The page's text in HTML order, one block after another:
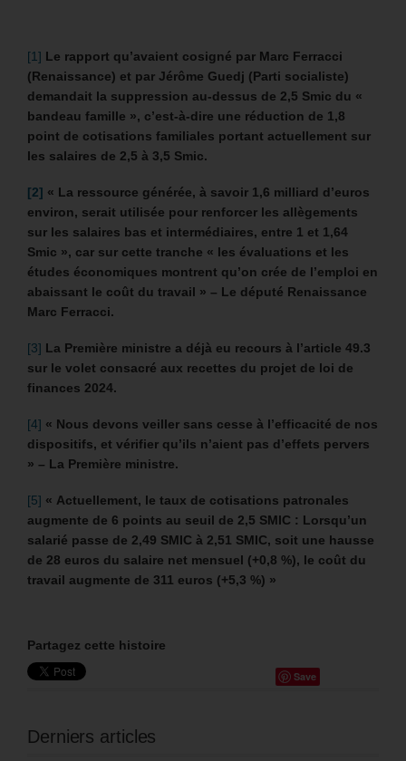
[1] Le rapport qu’avaient cosigné par Marc Ferracci
(Renaissance) et par Jérôme Guedj (Parti socialiste)
demandait la suppression au-dessus de 2,5 Smic du «
bandeau famille », c’est-à-dire une réduction de 1,8
point de cotisations familiales portant actuellement sur
les salaires de 2,5 à 3,5 Smic.
[2] « La ressource générée, à savoir 1,6 milliard d’euros
environ, serait utilisée pour renforcer les allègements
sur les salaires bas et intermédiaires, entre 1 et 1,64
Smic », car sur cette tranche « les évaluations et les
études économiques montrent qu’on crée de l’emploi en
abaissant le coût du travail » – Le député Renaissance
Marc Ferracci.
[3] La Première ministre a déjà eu recours à l’article 49.3
sur le volet consacré aux recettes du projet de loi de
finances 2024.
[4] « Nous devons veiller sans cesse à l’efficacité de nos
dispositifs, et vérifier qu’ils n’aient pas d’effets pervers
» – La Première ministre.
[5] « Actuellement, le taux de cotisations patronales
augmente de 6 points au seuil de 2,5 SMIC : Lorsqu’un
salarié passe de 2,49 SMIC à 2,51 SMIC, soit une hausse
de 28 euros du salaire net mensuel (+0,8 %), le coût du
travail augmente de 311 euros (+5,3 %) »
Partagez cette histoire
Save
Derniers articles